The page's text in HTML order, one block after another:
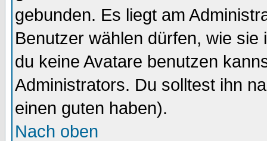
gebunden. Es liegt am
Benutzer wählen dürfen, wie
du keine Avatare benutzen
Administrators. Du solltest ihn
einen guten haben).
Nach oben